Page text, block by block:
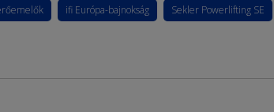
ifi Európa-bajnokság Sekler Power­lif­ting SE